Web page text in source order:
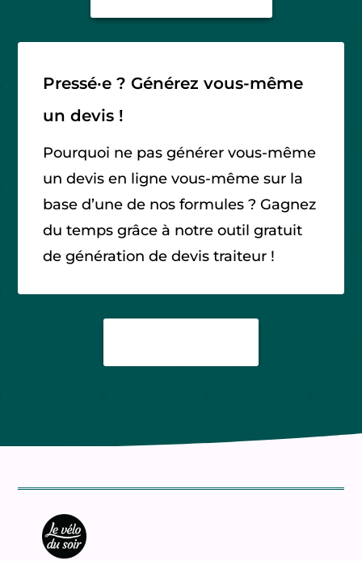
Pressé·e ? Générez vous-même
un devis !
Pourquoi ne pas générer vous-même
un devis en ligne vous-même sur la
base d’une de nos formules ? Gagnez
du temps grâce à notre outil gratuit
de génération de devis traiteur !